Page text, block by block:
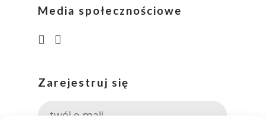
Media społecznościowe
Zarejestruj się